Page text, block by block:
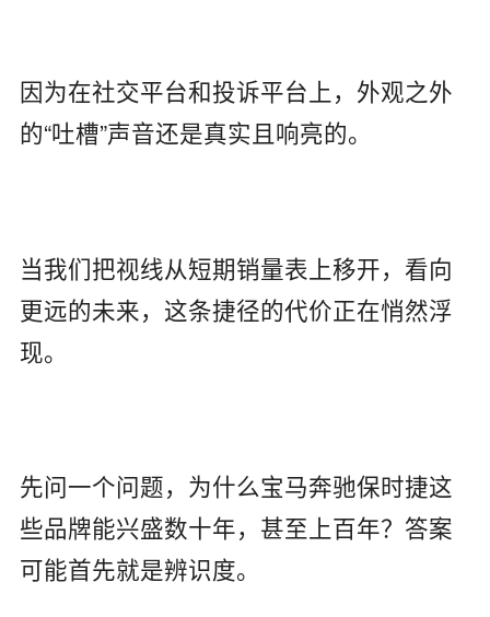
因为在社交平台和投诉平台上，外观之外
的“吐槽”声音还是真实且响亮的。
当我们把视线从短期销量表上移开，看向
更远的未来，这条捷径的代价正在悄然浮
现。
先问一个问题，为什么宝马奔驰保时捷这
些品牌能兴盛数十年，甚至上百年？答案
可能首先就是辨识度。